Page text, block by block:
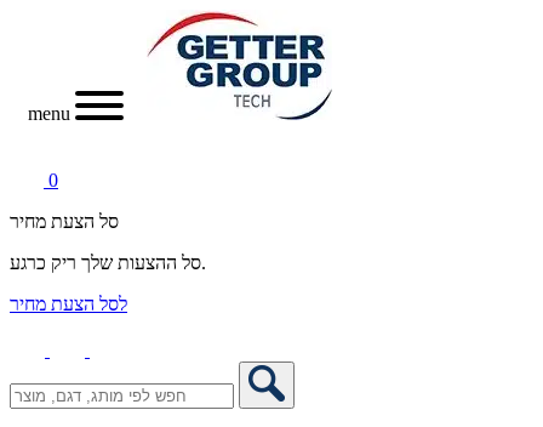
menu
0
סל הצעת מחיר
סל ההצעות שלך ריק כרגע.
לסל הצעת מחיר